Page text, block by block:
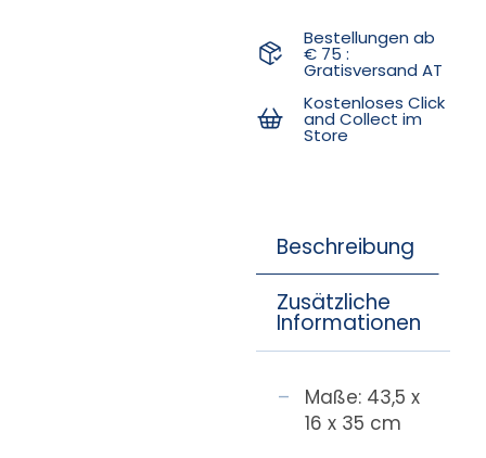
Bestellungen ab
€ 75 :
Gratisversand AT
Kostenloses Click
and Collect im
Store
Beschreibung
Zusätzliche
Informationen
Maße: 43,5 x
16 x 35 cm